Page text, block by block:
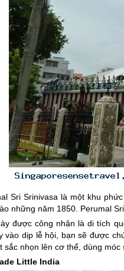
Sri Srinivasa là một khu
những năm 1850. Perumal
được công nhận là di tích
vào dịp lễ hội, bạn sẽ được
sắc nhọn lên cơ thể, dùng
Little India